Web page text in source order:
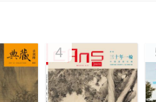
內設計這一行，就應當與市場
師越來越多，透過雜誌主題式
接傳達出來，提高公司品牌的
容幫他好好導正屋主們正確的
4